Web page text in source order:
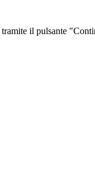
il pulsante